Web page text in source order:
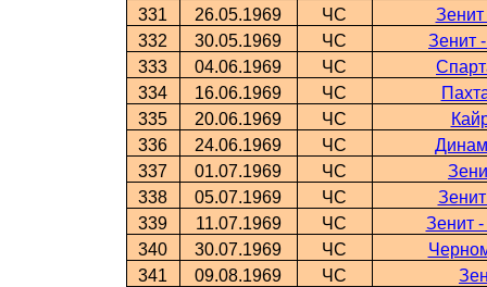
331
26.05.1969 ЧС
332
30.05.1969 ЧС
Зенит
333
04.06.1969 ЧС
334
16.06.1969 ЧС
335
20.06.1969 ЧС
336
24.06.1969 ЧС
337
01.07.1969 ЧС
338
05.07.1969 ЧС
339
11.07.1969 ЧС
Зенит
340
30.07.1969 ЧС
341
09.08.1969 ЧС